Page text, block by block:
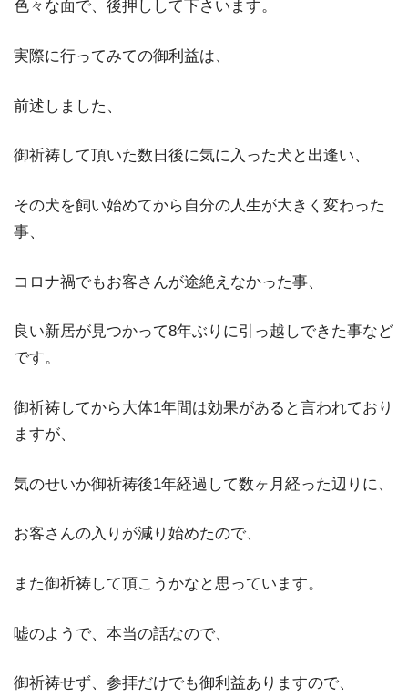
色々な面で、後押しして下さいます。
実際に行ってみての御利益は、
前述しました、
御祈祷して頂いた数日後に気に入った犬と出逢い、
その犬を飼い始めてから自分の人生が大きく変わった
事、
コロナ禍でもお客さんが途絶えなかった事、
良い新居が見つかって8年ぶりに引っ越しできた事など
です。
御祈祷してから大体1年間は効果があると言われており
ますが、
気のせいか御祈祷後1年経過して数ヶ月経った辺りに、
お客さんの入りが減り始めたので、
また御祈祷して頂こうかなと思っています。
嘘のようで、本当の話なので、
御祈祷せず、参拝だけでも御利益ありますので、